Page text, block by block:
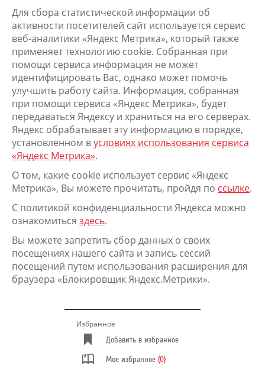
Для сбора статистической информации об
активности посетителей сайт используется сервис
веб-аналитики «Яндекс Метрика», который также
применяет технологию cookie. Собранная при
помощи сервиса информация не может
идентифицировать Вас, однако может помочь
улучшить работу сайта. Информация, собранная
при помощи сервиса «Яндекс Метрика», будет
передаваться Яндексу и храниться на его серверах.
Яндекс обрабатывает эту информацию в порядке,
установленном вусловиях использования сервиса
«Яндекс Метрика».
О том, какие cookie использует сервис «Яндекс
Метрика», Вы можете прочитать, пройдя по ссылке.
С политикой конфиденциальности Яндекса можно
ознакомиться здесь.
Вы можете запретить сбор данных о своих
посещениях нашего сайта и запись сессий
посещений путем использования расширения для
браузера «Блокировщик Яндекс.Метрики».
Избранное
Добавить в избранное
Мое избранное (0)